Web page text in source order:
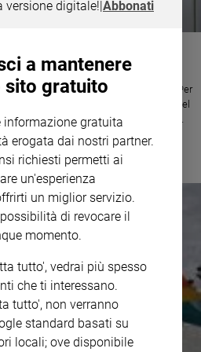
cristiano
globalizzare la difesa della salute. Per
cultura del dono», spiega il direttore del
"La montagna del vento. Lettere di
anno distribuisce quintali di
Zamborlini)
versione digitale!|Abbonati
a mantenere
sito gratuito
informazione gratuita
erogata dai nostri partner.
richiesti permetti ai
un'esperienza
un miglior servizio.
di revocare il
momento.
tutto', vedrai più spesso
che ti interessano.
tutto', non verranno
standard basati su
locali; ove disponibile